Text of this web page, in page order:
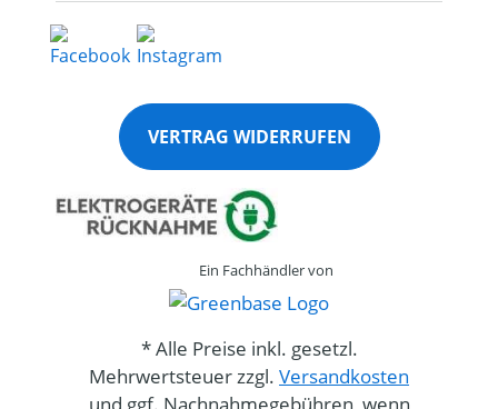
VERTRAG WIDERRUFEN
Ein Fachhändler von
* Alle Preise inkl. gesetzl.
Mehrwertsteuer zzgl. Versandkosten